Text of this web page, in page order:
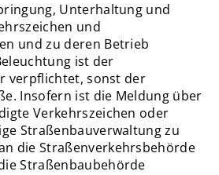
Unterhaltung und
und
und zu deren Betrieb
ist der
verpflichtet, sonst der
Insofern ist die Meldung über
Verkehrszeichen oder
Straßenbauverwaltung zu
die Straßenverkehrsbehörde
Straßenbaubehörde